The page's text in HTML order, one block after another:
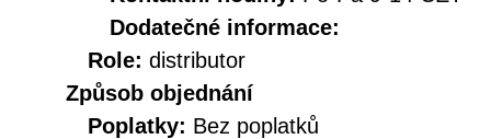
Dodatečné informace:
Role: distributor
Způsob objednání
Poplatky: Bez poplatků